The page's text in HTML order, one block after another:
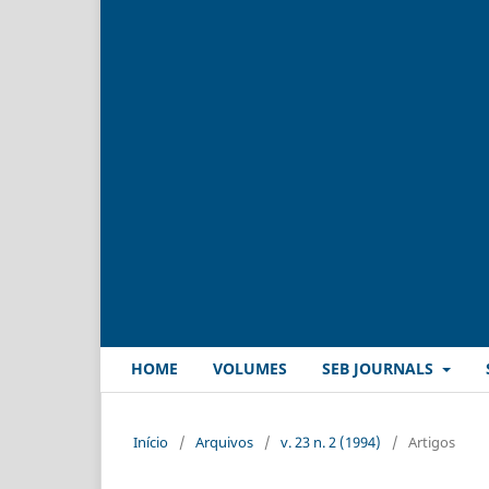
HOME VOLUMES SEB JOURNALS
Início / Arquivos / v. 23 n. 2 (1994) / Artigos